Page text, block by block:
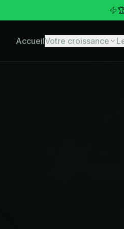
AccueilVotre croissance